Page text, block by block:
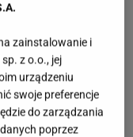
zainstalowanie i
z o.o., jej
urządzeniu
swoje preferencje
do zarządzania
poprzez